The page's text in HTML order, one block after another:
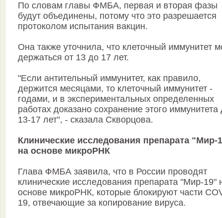
По словам главы ФМБА, первая и вторая фазы
будут объединены, потому что это разрешается
протоколом испытания вакцин.
Она также уточнила, что клеточный иммунитет
держаться от 13 до 17 лет.
"Если антительный иммунитет, как правило,
держится месяцами, то клеточный иммунитет -
годами, и в экспериментальных определенных
работах доказано сохранение этого иммунитета
13-17 лет", - сказала Скворцова.
Клинические исследования препарата "Мир-
на основе микроРНК
Глава ФМБА заявила, что в России проводят
клинические исследования препарата "Мир-19"
основе микроРНК, которые блокируют части
19, отвечающие за копирование вируса.